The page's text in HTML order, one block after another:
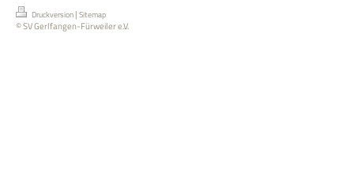
Druckversion | Sitemap
© SV Gerlfangen-Fürweiler e.V.